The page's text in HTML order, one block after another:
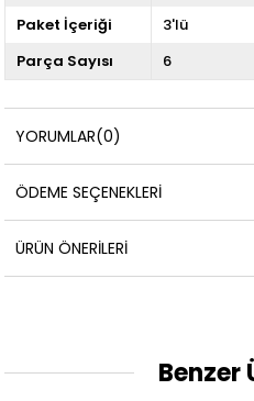
Paket İçeriği
3'lü
Parça Sayısı
6
YORUMLAR(0)
ÖDEME SEÇENEKLERI
ÜRÜN ÖNERILERI
Benzer